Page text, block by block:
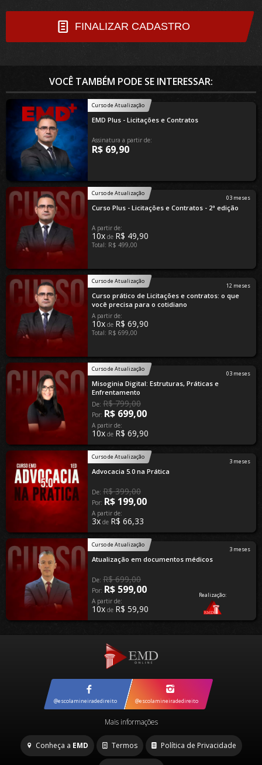
FINALIZAR CADASTRO
VOCÊ TAMBÉM PODE SE INTERESSAR:
Curso de Atualização
EMD Plus - Licitações e Contratos
Assinatura a partir de:
R$ 69,90
Curso de Atualização
03 meses
Curso Plus - Licitações e Contratos - 2ª edição
A partir de:
10x de R$ 49,90
Total: R$ 499,00
Curso de Atualização
12 meses
Curso prático de Licitações e contratos: o que
você precisa para o cotidiano
A partir de:
10x de R$ 69,90
Total: R$ 699,00
Curso de Atualização
03 meses
Misoginia Digital: Estruturas, Práticas e
Enfrentamento
De: R$ 799,00
Por: R$ 699,00
A partir de:
10x de R$ 69,90
Curso de Atualização
3 meses
Advocacia 5.0 na Prática
De: R$ 399,00
Por: R$ 199,00
A partir de:
3x de R$ 66,33
Curso de Atualização
3 meses
Atualização em documentos médicos
De: R$ 699,00
Por: R$ 599,00
A partir de:
10x de R$ 59,90
@escolamineiradedireito @escolamineiradedireito
Mais informações
Conheça a EMD Termos Política de Privacidade